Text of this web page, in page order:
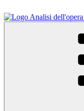
al
contenuto
Osservare le opere d'arte